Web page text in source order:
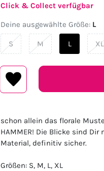
Click & Collect verfügbar
Deine ausgewählte Größe: L
S M L XL
schon allein das florale
HAMMER! Die Blicke sind
Material, definitiv sicher.
Größen: S, M, L, XL